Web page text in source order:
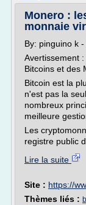
Monero :
monnaie
By: pinguino k
Avertissement
Bitcoins et des
Bitcoin est la
n'est pas la
nombreux
meilleure
Les
registre public
Lire la suite
Site : https://
Thèmes liés :